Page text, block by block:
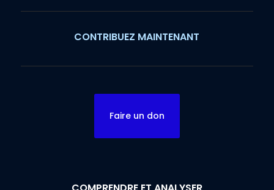
CONTRIBUEZ MAINTENANT
Faire un don